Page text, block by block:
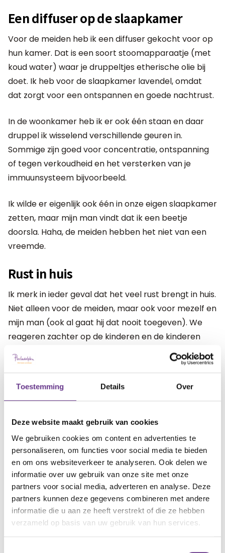
Toestemming Details Over
Deze website maakt gebruik van cookies
We gebruiken cookies om content en advertenties te
personaliseren, om functies voor social media te bieden
en om ons websiteverkeer te analyseren. Ook delen we
informatie over uw gebruik van onze site met onze
partners voor social media, adverteren en analyse. Deze
partners kunnen deze gegevens combineren met andere
informatie die u aan ze heeft verstrekt of die ze hebben
verzameld op basis van uw gebruik van hun services.
Een diffuser op de slaapkamer
Voor de meiden heb ik een diffuser gekocht voor op
hun kamer. Dat is een soort stoomapparaatje (met
koud water) waar je druppeltjes etherische olie bij
doet. Ik heb voor de slaapkamer lavendel, omdat
dat zorgt voor een ontspannen en goede nachtrust.
In de woonkamer heb ik er ook één staan en daar
druppel ik wisselend verschillende geuren in.
Sommige zijn goed voor concentratie, ontspanning
of tegen verkoudheid en het versterken van je
immuunsysteem bijvoorbeeld.
Ik wilde er eigenlijk ook één in onze eigen slaapkamer
zetten, maar mijn man vindt dat ik een beetje
doorsla. Haha, de meiden hebben het niet van een
vreemde.
Rust in huis
Ik merk in ieder geval dat het veel rust brengt in huis.
Niet alleen voor de meiden, maar ook voor mezelf en
mijn man (ook al gaat hij dat nooit toegeven). We
reageren zachter op de kinderen en de kinderen
reageren ook zachter, waardoor emoties ook
minder lang aanhouden.
Daarnaast is het een prachtige wereld om je in te
verdiepen: de kracht van geur! Ik kan het iedereen
aanraden.
Wat vind je van ditartikel?
Reacties